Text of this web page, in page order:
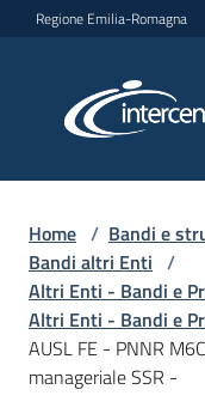
Vai al contenuto
Vai alla navigazione
Vai al footer
Regione Emilia-Romagna
L'Agenzia
Home / Bandi e
Bandi altri Enti /
Altri Enti - Bandi e
Altri Enti - Bandi e
AUSL FE - PNNR
manageriale SSR -